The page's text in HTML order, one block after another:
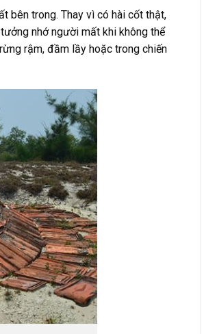
bên trong. Thay vì có hài cốt thật,
nhớ người mất khi không thể
rậm, đầm lầy hoặc trong chiến